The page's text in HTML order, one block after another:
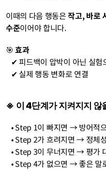
이때의 다음 행동은 작고, 바로
수준이어야 합니다.
🎯 효과
✔︎ 피드백이 압박이 아닌 실
   ✔︎ 실제 행동 변화로 연결
※ 이 4단계가 지켜지지 않
• Step 1이 빠지면 → 방어적
• Step 2가 흐려지면 → 정체
• Step 3이 무너지면 → 평가
• Step 4가 없으면 → 좋은